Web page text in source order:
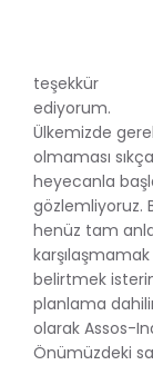
teşekkür
ediyorum.
Ülkemizde
olmaması
heyecanla
gözlemliyoruz.
henüz tam
belirtmek
planlama
olarak Assos-
Önümüzdeki